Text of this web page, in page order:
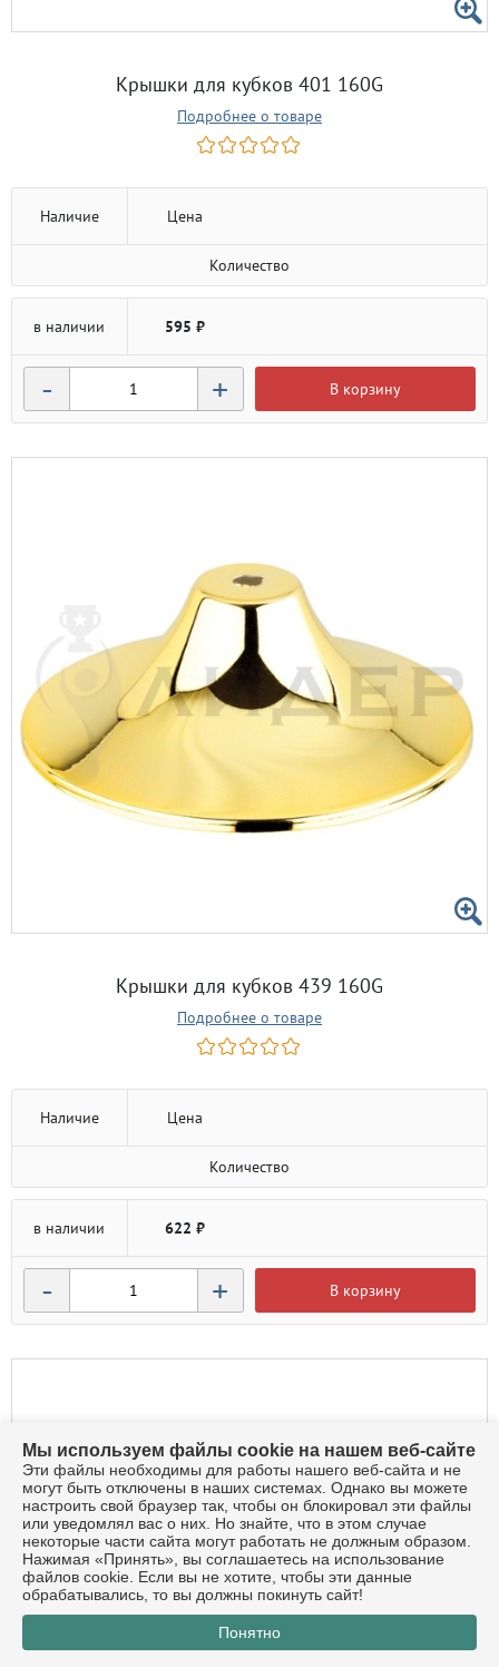
Крышки для кубков 401 160G
Подробнее о товаре
Наличие Цена
Количество
в наличии 595 ₽
- + В корзину
Крышки для кубков 439 160G
Подробнее о товаре
Наличие Цена
Количество
в наличии 622 ₽
- + В корзину
Мы используем файлы cookie на нашем веб-сайте
Эти файлы необходимы для работы нашего веб-сайта и не
могут быть отключены в наших системах. Однако вы можете
настроить свой браузер так, чтобы он блокировал эти файлы
или уведомлял вас о них. Но знайте, что в этом случае
некоторые части сайта могут работать не должным образом.
Нажимая «Принять», вы соглашаетесь на использование
файлов cookie. Если вы не хотите, чтобы эти данные
обрабатывались, то вы должны покинуть сайт!
Понятно